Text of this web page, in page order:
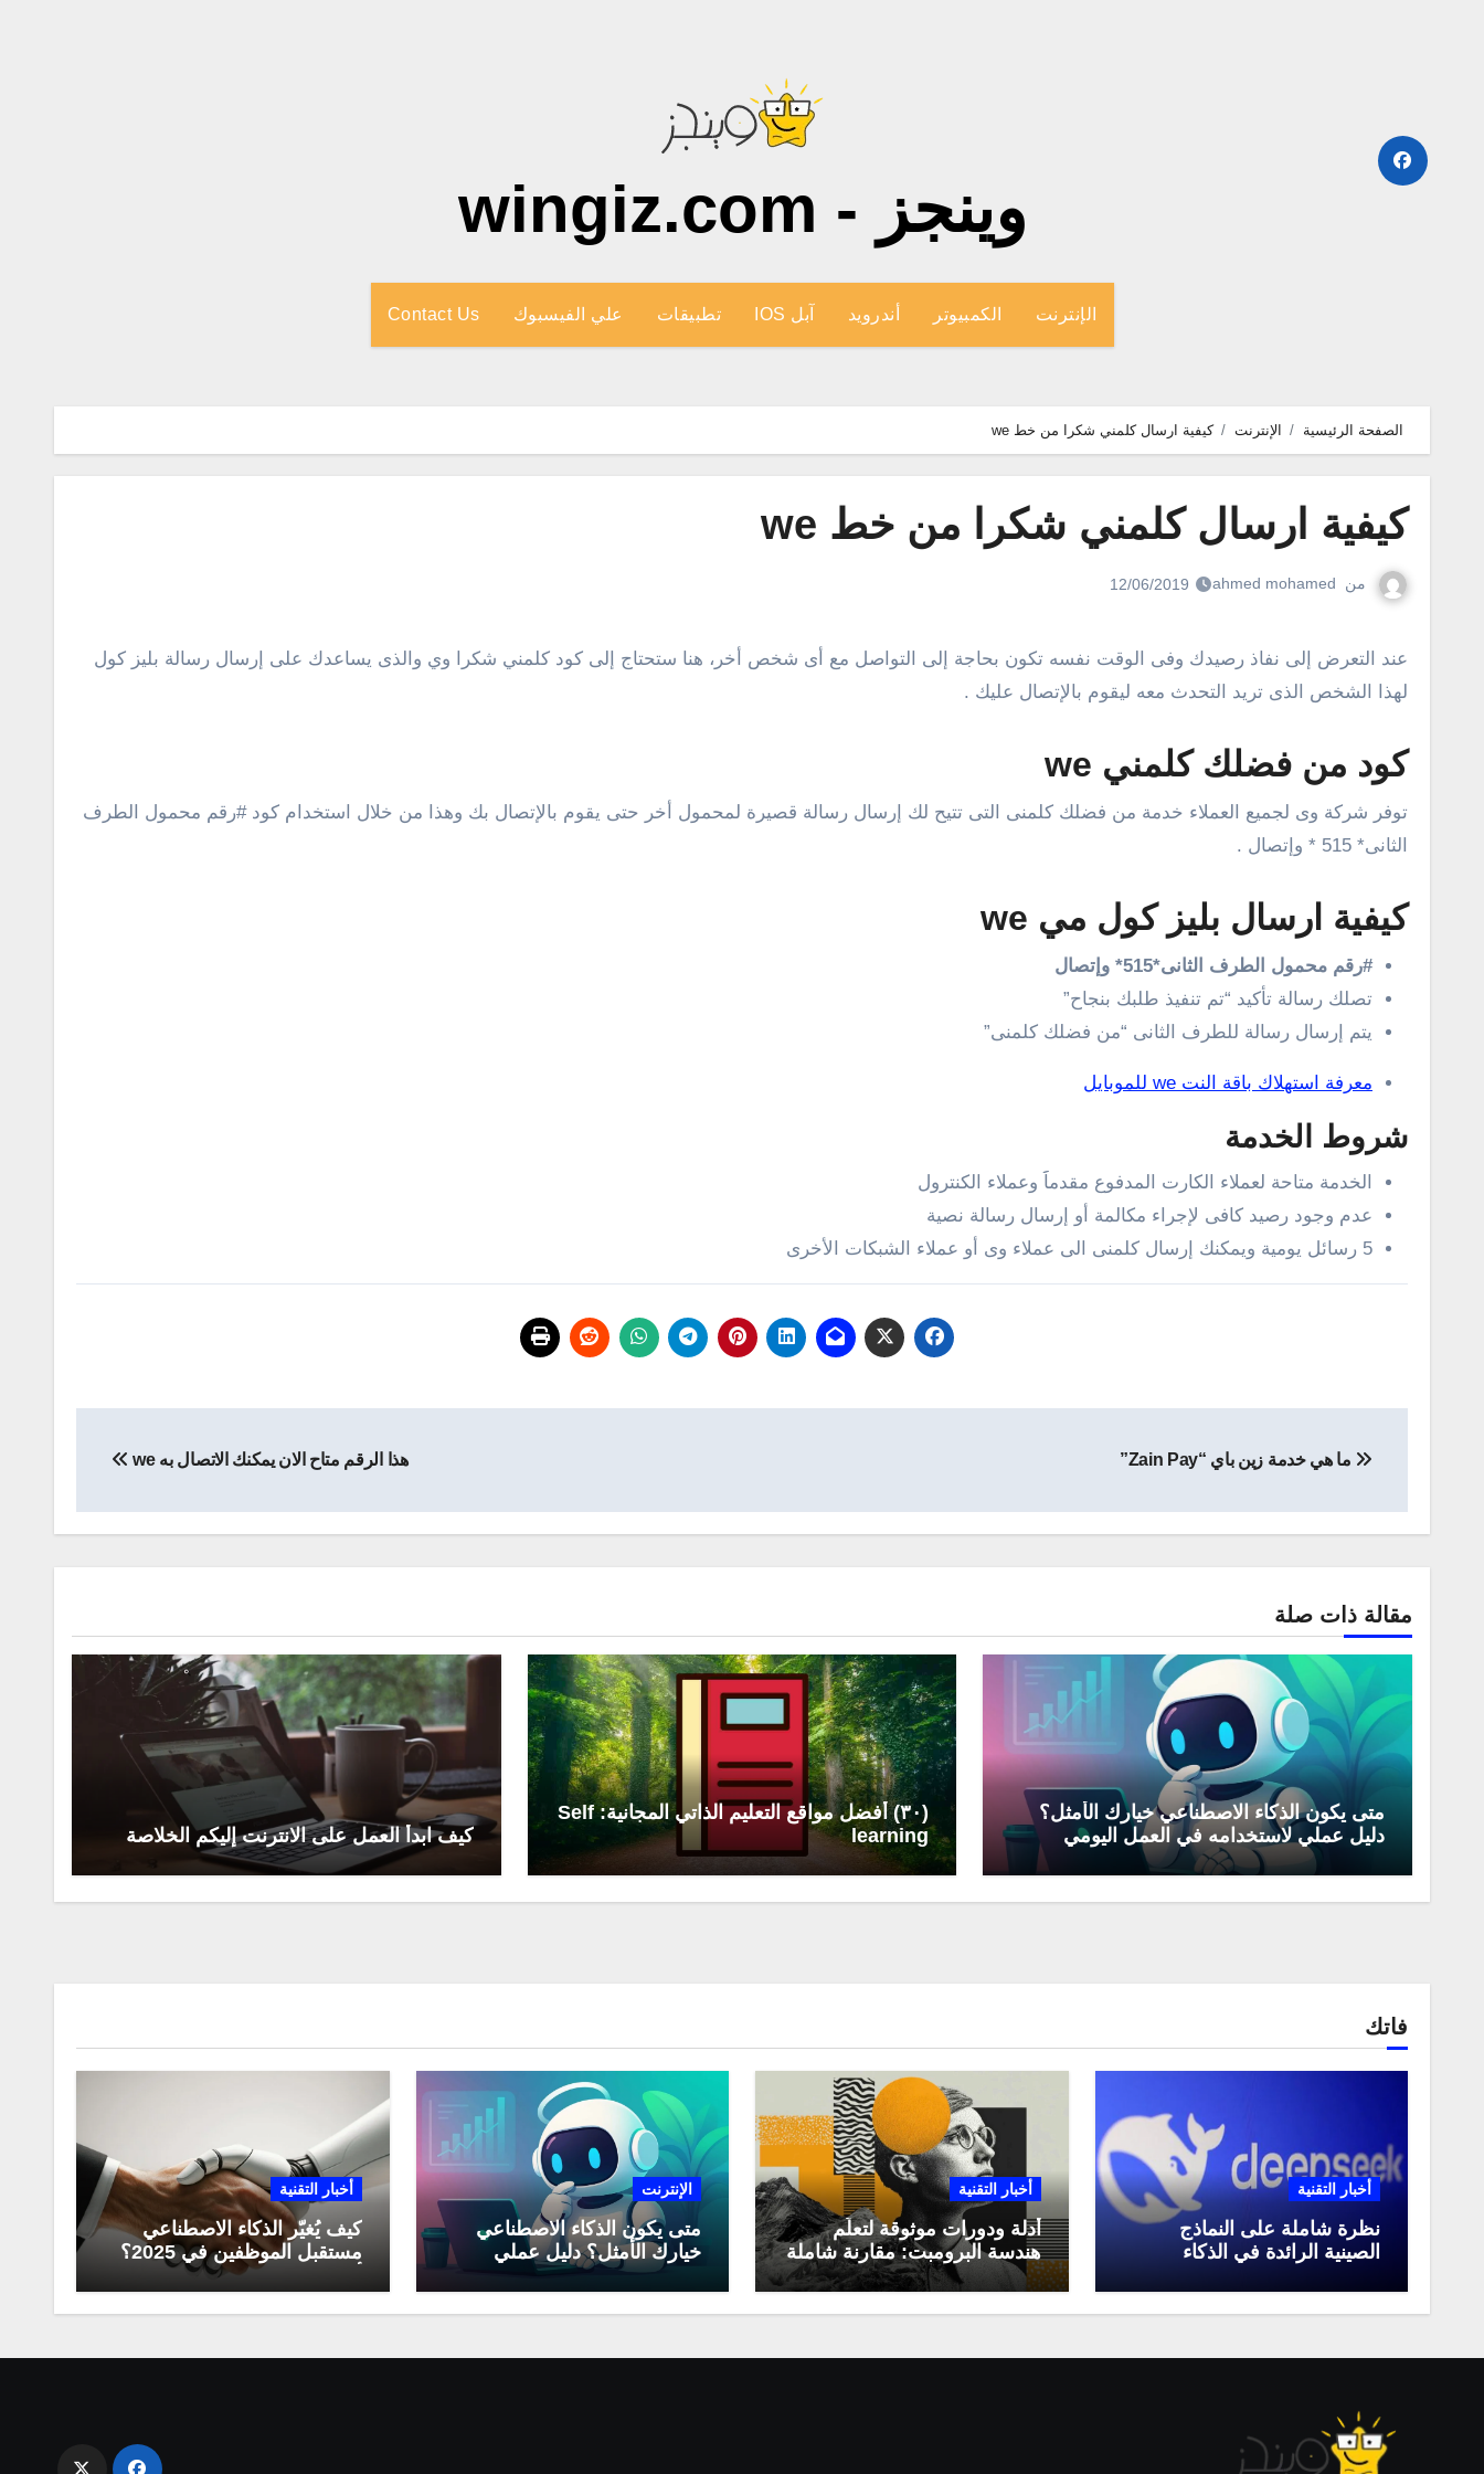
وينجز - wingiz.com
الإنترنت الكمبيوتر أندرويد آبل IOS تطبيقات علي الفيسبوك Contact Us
الصفحة الرئيسية الإنترنت كيفية ارسال كلمني شكرا من خط we
كيفية ارسال كلمني شكرا من خط we
من ahmed mohamed
12/06/2019
عند التعرض إلى نفاذ رصيدك وفى الوقت نفسه تكون بحاجة إلى التواصل مع أى شخص أخر، هنا ستحتاج إلى كود كلمني شكرا وي والذى يساعدك على إرسال رسالة بليز كول
لهذا الشخص الذى تريد التحدث معه ليقوم بالإتصال عليك .
كود من فضلك كلمني we
توفر شركة وى لجميع العملاء خدمة من فضلك كلمنى التى تتيح لك إرسال رسالة قصيرة لمحمول أخر حتى يقوم بالإتصال بك وهذا من خلال استخدام كود #رقم محمول الطرف
الثانى* 515 * وإتصال .
كيفية ارسال بليز كول مي we
#رقم محمول الطرف الثانى*515* وإتصال
تصلك رسالة تأكيد “تم تنفيذ طلبك بنجاح”
يتم إرسال رسالة للطرف الثانى “من فضلك كلمنى”
معرفة استهلاك باقة النت we للموبايل
شروط الخدمة
الخدمة متاحة لعملاء الكارت المدفوع مقدماََ وعملاء الكنترول
عدم وجود رصيد كافى لإجراء مكالمة أو إرسال رسالة نصية
5 رسائل يومية ويمكنك إرسال كلمنى الى عملاء وى أو عملاء الشبكات الأخرى
المقالات
ما هي خدمة زين باي “Zain Pay” هذا الرقم متاح الان يمكنك الاتصال به we
مقالة ذات صلة
متى يكون الذكاء الاصطناعي خيارك الأمثل؟
دليل عملي لاستخدامه في العمل اليومي
(٣٠) أفضل مواقع التعليم الذاتي المجانية: Self
learning
كيف ابدأ العمل على الانترنت إليكم الخلاصة
فاتك
أخبار التقنية
نظرة شاملة على النماذج
الصينية الرائدة في الذكاء
وكيف تستفيد منها في عام
2025
أخبار التقنية
أدلة ودورات موثوقة لتعلّم
هندسة البرومبت: مقارنة شاملة
لعام 2025
الإنترنت
متى يكون الذكاء الاصطناعي
خيارك الأمثل؟ دليل عملي
لاستخدامه في العمل اليومي
أخبار التقنية
كيف يُغيّر الذكاء الاصطناعي
مستقبل الموظفين في 2025؟
أبرز التحولات المهنية